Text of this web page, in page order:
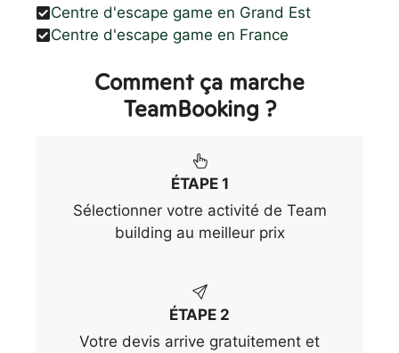
Centre d'escape game en Grand Est
Centre d'escape game en France
Comment ça marche
TeamBooking ?
ÉTAPE 1
Sélectionner votre activité de Team
building au meilleur prix
ÉTAPE 2
Votre devis arrive gratuitement et